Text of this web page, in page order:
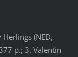
Herlings (NED,
p.; 3. Valentin